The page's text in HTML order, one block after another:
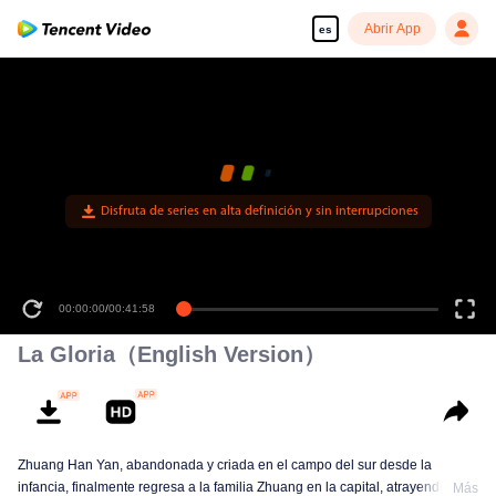
es Abrir App
Disfruta de series en alta definición y sin interrupciones
00:00:00/00:41:58
La Gloria（English Version）
Zhuang Han Yan, abandonada y criada en el campo del sur desde la
infancia, finalmente regresa a la familia Zhuang en la capital, atrayendo laMás